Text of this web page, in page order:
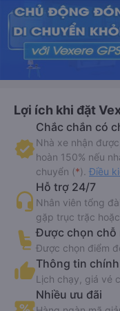
Lợi ích khi đặt
Chắc chắn có
Nhà xe nhận
hoàn 150% nếu
chuyển (*). Điều
Hỗ trợ 24/7
Nhân viên tổng
gặp trục trặc
Được chọn chỗ
Được chọn điểm
Thông tin
Lịch chạy, giá vé
Nhiều ưu đãi